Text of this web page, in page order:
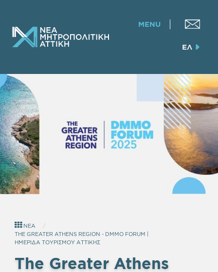
MENU
ΕΛ
ΝΕΑ
THE GREATER ATHENS REGION - DMMO FORUM |
ΗΜΕΡΙΔΑ ΤΟΥΡΙΣΜΟΥ ΑΤΤΙΚΗΣ
The Greater Athens